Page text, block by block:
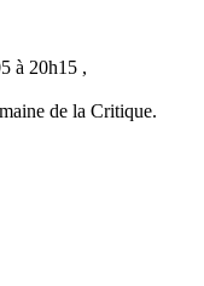
à 20h15 ,
de la Critique.